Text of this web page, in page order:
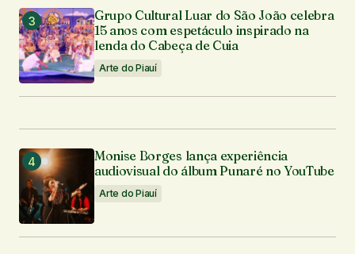
O seu endereço de e-mail não será publicado.
Campos obrigatórios são marcados com*
Seu nome*
Grupo Cultural Luar do São João celebra
15 anos com espetáculo inspirado na
lenda do Cabeça de Cuia
Arte do Piauí
Monise Borges lança experiência
audiovisual do álbum Punaré no YouTube
Arte do Piauí